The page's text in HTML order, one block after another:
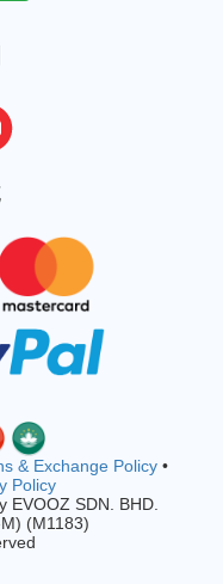
& Exchange Policy •
Policy
EVOOZ SDN. BHD.
(M1183)